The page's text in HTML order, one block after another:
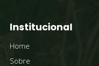
Institucional
Home
Sobre